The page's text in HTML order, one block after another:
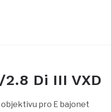
Di III VXD
pro E bajonet